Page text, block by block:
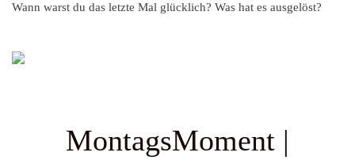
Wann warst du das letzte Mal glücklich? Was hat es ausgelöst?
MontagsMoment |